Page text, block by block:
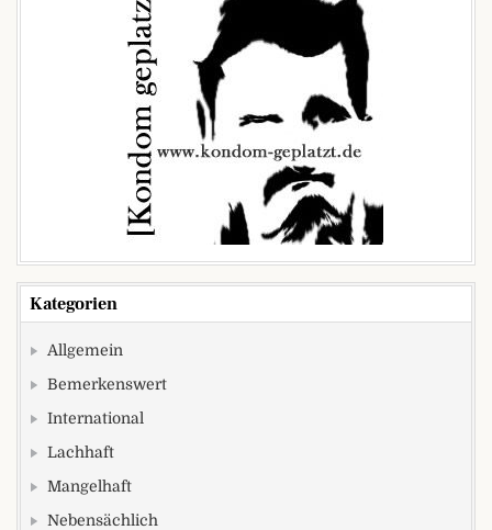
Kategorien
Allgemein
Bemerkenswert
International
Lachhaft
Mangelhaft
Nebensächlich